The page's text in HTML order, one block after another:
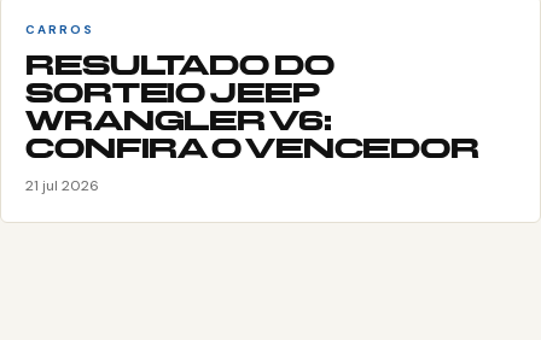
CARROS
RESULTADO DO
SORTEIO JEEP
WRANGLER V6:
CONFIRA O VENCEDOR
21 jul 2026